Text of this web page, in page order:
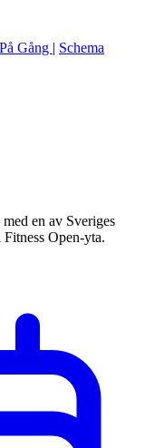
På Gång | Schema
en av Sveriges
Open-yta.